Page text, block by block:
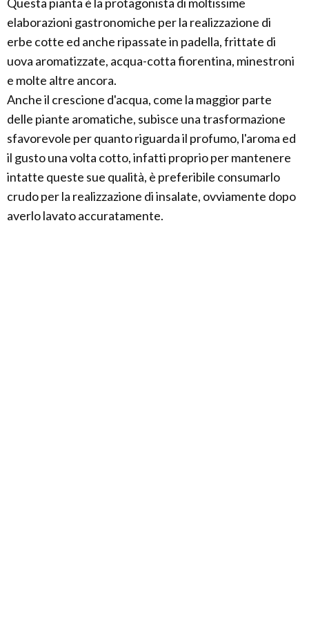
elaborazioni gastronomiche per la realizzazione di
erbe cotte ed anche ripassate in padella, frittate di
uova aromatizzate, acqua-cotta fiorentina, minestroni
e molte altre ancora.
Anche il crescione d'acqua, come la maggior parte
delle piante aromatiche, subisce una trasformazione
sfavorevole per quanto riguarda il profumo, l'aroma ed
il gusto una volta cotto, infatti proprio per mantenere
intatte queste sue qualità, è preferibile consumarlo
crudo per la realizzazione di insalate, ovviamente dopo
averlo lavato accuratamente.